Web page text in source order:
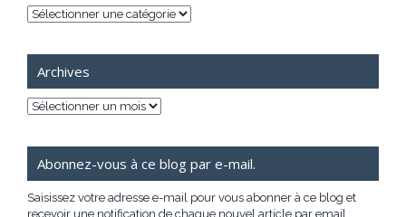
Catégories
Archives
Archives
Abonnez-vous à ce blog par e-mail.
Saisissez votre adresse e-mail pour vous abonner à ce blog et
recevoir une notification de chaque nouvel article par email.